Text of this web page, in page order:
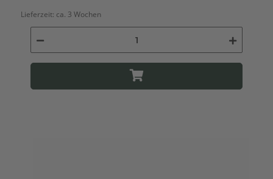
Lieferzeit: ca. 3 Wochen